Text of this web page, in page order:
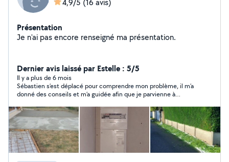
4,9/5 (16 avis)
Présentation
Je n'ai pas encore renseigné ma présentation.
Dernier avis laissé par Estelle : 5/5
Il y a plus de 6 mois
Sébastien s’est déplacé pour comprendre mon problème, il m’a
donné des conseils et m’a guidée afin que je parvienne à
très disponible et pédagogue. Je recommande fortement !